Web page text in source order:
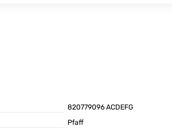
820779096 ACDEFG
Pfaff